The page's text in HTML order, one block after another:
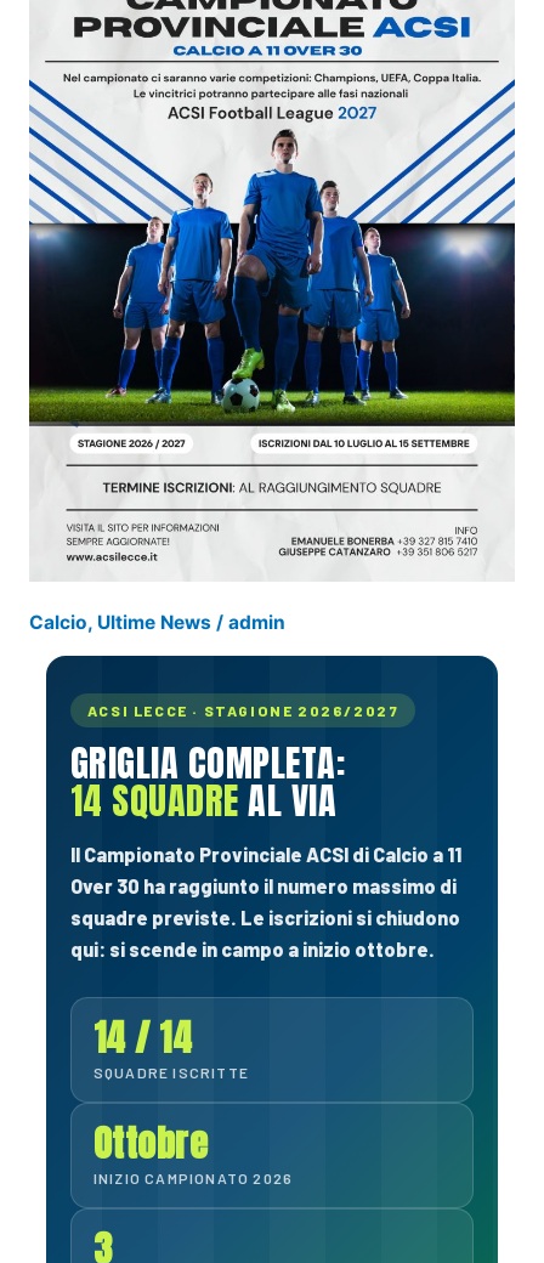
Calcio, Ultime News/ admin
ACSI LECCE · STAGIONE 2026/2027
GRIGLIA COMPLETA:
14 SQUADREAL VIA
Il Campionato Provinciale ACSI di Calcio a 11
Over 30 ha raggiunto il numero massimo di
squadre previste. Le iscrizioni si chiudono
qui: si scende in campo a inizio ottobre.
14 / 14
SQUADRE ISCRITTE
Ottobre
INIZIO CAMPIONATO 2026
3